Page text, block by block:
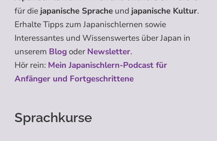
für die japanische Sprache und japanische Kultur.
Erhalte Tipps zum Japanischlernen sowie
Interessantes und Wissenswertes über Japan in
unserem Blogoder Newsletter.
Hör rein: Mein Japanischlern-Podcast für
Anfänger und Fortgeschrittene
Sprachkurse